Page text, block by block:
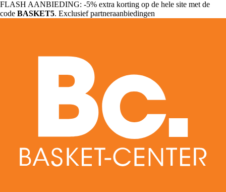
FLASH AANBIEDING: -5% extra korting op de hele site met de
code BASKET5. Exclusief partneraanbiedingen